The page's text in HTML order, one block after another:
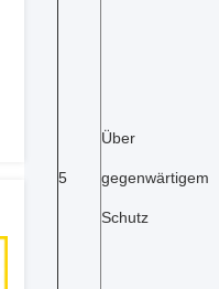
5
Über
gegenwärtigem
Schutz